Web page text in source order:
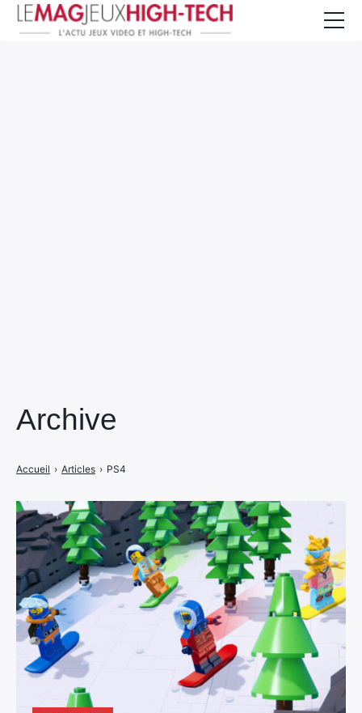
Archive
Accueil › Articles › PS4